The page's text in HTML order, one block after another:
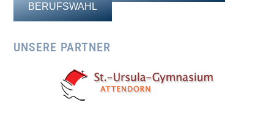
BERUFSWAHL
UNSERE PARTNER